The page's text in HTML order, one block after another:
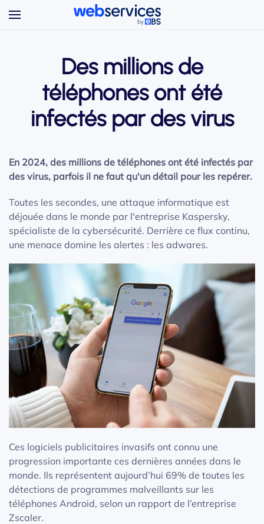
Des millions de
téléphones ont été
infectés par des virus
En 2024, des millions de téléphones ont été infectés par
des virus, parfois il ne faut qu'un détail pour les repérer.
Toutes les secondes, une attaque informatique est
déjouée dans le monde par l'entreprise Kaspersky,
spécialiste de la cybersécurité. Derrière ce flux continu,
une menace domine les alertes : les adwares.
Ces logiciels publicitaires invasifs ont connu une
progression importante ces dernières années dans le
monde. Ils représentent aujourd’hui 69% de toutes les
détections de programmes malveillants sur les
téléphones Android, selon un rapport de l’entreprise
Zscaler.